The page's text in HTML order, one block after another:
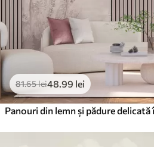
81.65lei48 .99 lei